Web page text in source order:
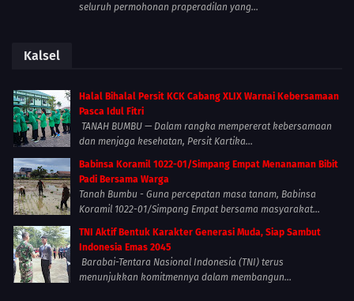
seluruh permohonan praperadilan yang...
Kalsel
Halal Bihalal Persit KCK Cabang XLIX Warnai Kebersamaan
Pasca Idul Fitri
TANAH BUMBU — Dalam rangka mempererat kebersamaan
dan menjaga kesehatan, Persit Kartika...
Babinsa Koramil 1022-01/Simpang Empat Menanaman Bibit
Padi Bersama Warga
Tanah Bumbu - Guna percepatan masa tanam, Babinsa
Koramil 1022-01/Simpang Empat bersama masyarakat...
TNI Aktif Bentuk Karakter Generasi Muda, Siap Sambut
Indonesia Emas 2045
Barabai-Tentara Nasional Indonesia (TNI) terus
menunjukkan komitmennya dalam membangun...